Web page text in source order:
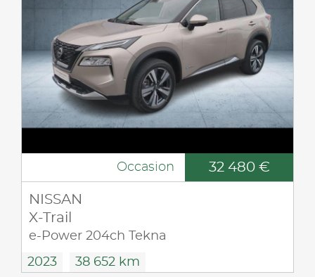
Occasion 32 480 €
NISSAN
X-Trail
e-Power 204ch Tekna
2023 38 652 km